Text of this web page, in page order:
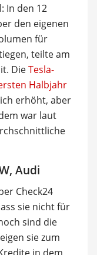
In den 12
den eigenen
für
teilte am
DieTesla-
Halbjahr
erhöht, aber
war laut
Audi
Check24
sie nicht für
sind die
sie zum